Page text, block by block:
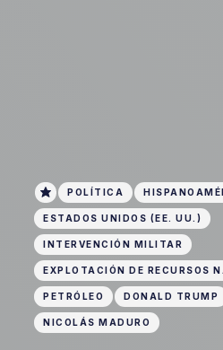
POLÍTICA
ESTADOS UNIDOS (EE. UU.)
INTERVENCIÓN MILITAR
EXPLOTACIÓN DE RECURSOS
PETRÓLEO DONALD TRUMP
NICOLÁS MADURO